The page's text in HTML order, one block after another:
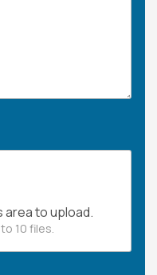
area to upload.
10 files.